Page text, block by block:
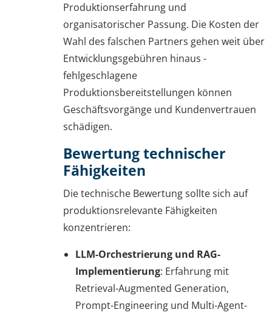
Produktionserfahrung und
organisatorischer Passung. Die Kosten der
Wahl des falschen Partners gehen weit über
Entwicklungsgebühren hinaus -
fehlgeschlagene
Produktionsbereitstellungen können
Geschäftsvorgänge und Kundenvertrauen
schädigen.
Bewertung technischer
Fähigkeiten
Die technische Bewertung sollte sich auf
produktionsrelevante Fähigkeiten
konzentrieren:
LLM-Orchestrierung und RAG-
Implementierung: Erfahrung mit
Retrieval-Augmented Generation,
Prompt-Engineering und Multi-Agent-